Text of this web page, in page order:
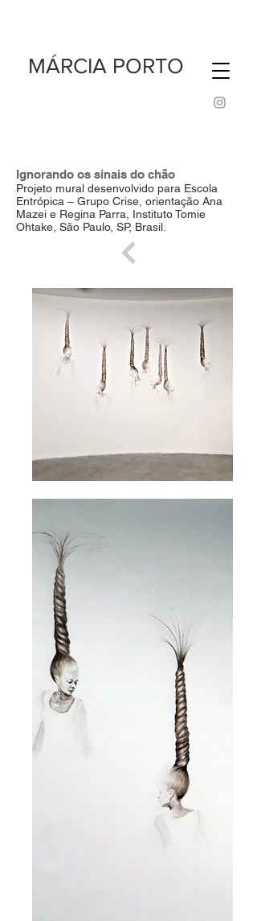
MÁRCIA PORTO
Ignorando os sinais do chão
Projeto mural desenvolvido para Escola
Entrópica – Grupo Crise, orientação Ana
Mazei e Regina Parra, Instituto Tomie
Ohtake, São Paulo, SP, Brasil.